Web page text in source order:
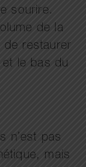
sourire.
de la
de restaurer
et le bas du
n’est pas
mais